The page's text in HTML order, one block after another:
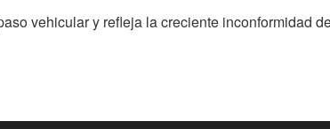
vehicular y refleja la creciente inconformidad